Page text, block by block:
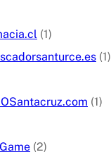
(1)
(1)
(1)
(2)